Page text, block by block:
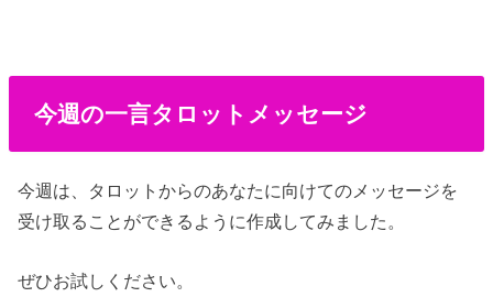
今週の一言タロットメッセージ
今週は、タロットからのあなたに向けてのメッセージを
受け取ることができるように作成してみました。
ぜひお試しください。